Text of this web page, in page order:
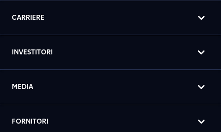
CARRIERE
INVESTITORI
MEDIA
FORNITORI